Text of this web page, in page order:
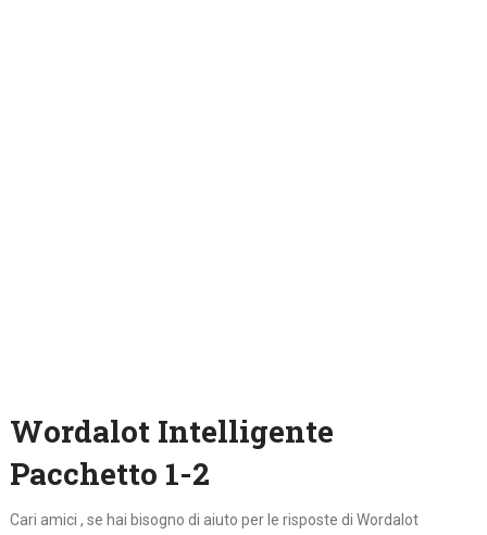
Wordalot Intelligente
Pacchetto 1-2
Cari amici , se hai bisogno di aiuto per le risposte di Wordalot